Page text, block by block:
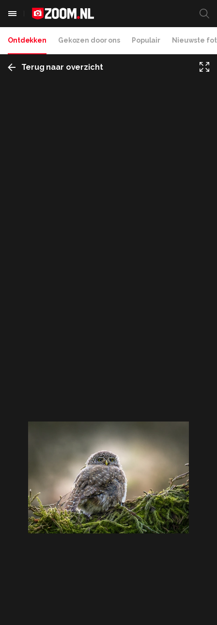
Ontdekken Gekozen door ons Populair Nieuwste
Terug naar overzicht